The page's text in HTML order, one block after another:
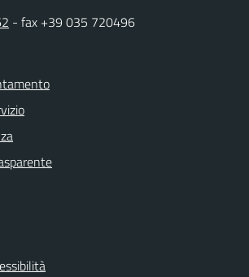
- fax +39 035 720496